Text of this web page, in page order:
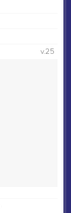
v.25